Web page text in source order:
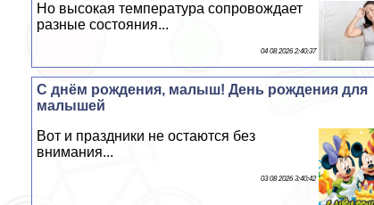
Но высокая температура сопровождает
разные состояния...
04 08 2026 2:40:37
С днём рождения, малыш! День рождения для
малышей
Вот и праздники не остаются без
внимания...
03 08 2026 3:40:42